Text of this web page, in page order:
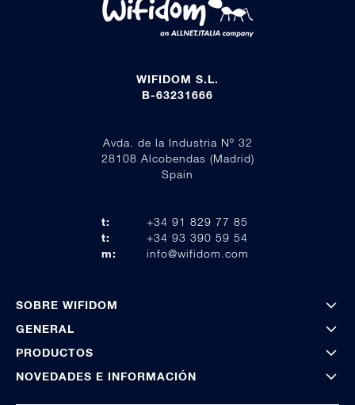
WIFIDOM S.L.
B-63231666
Avda. de la Industria Nº 32
28108 Alcobendas (Madrid)
Spain
t:
+34 91 829 77 85
t:
+34 93 390 59 54
m:
info@wifidom.com
SOBRE WIFIDOM
GENERAL
PRODUCTOS
NOVEDADES E INFORMACIÓN